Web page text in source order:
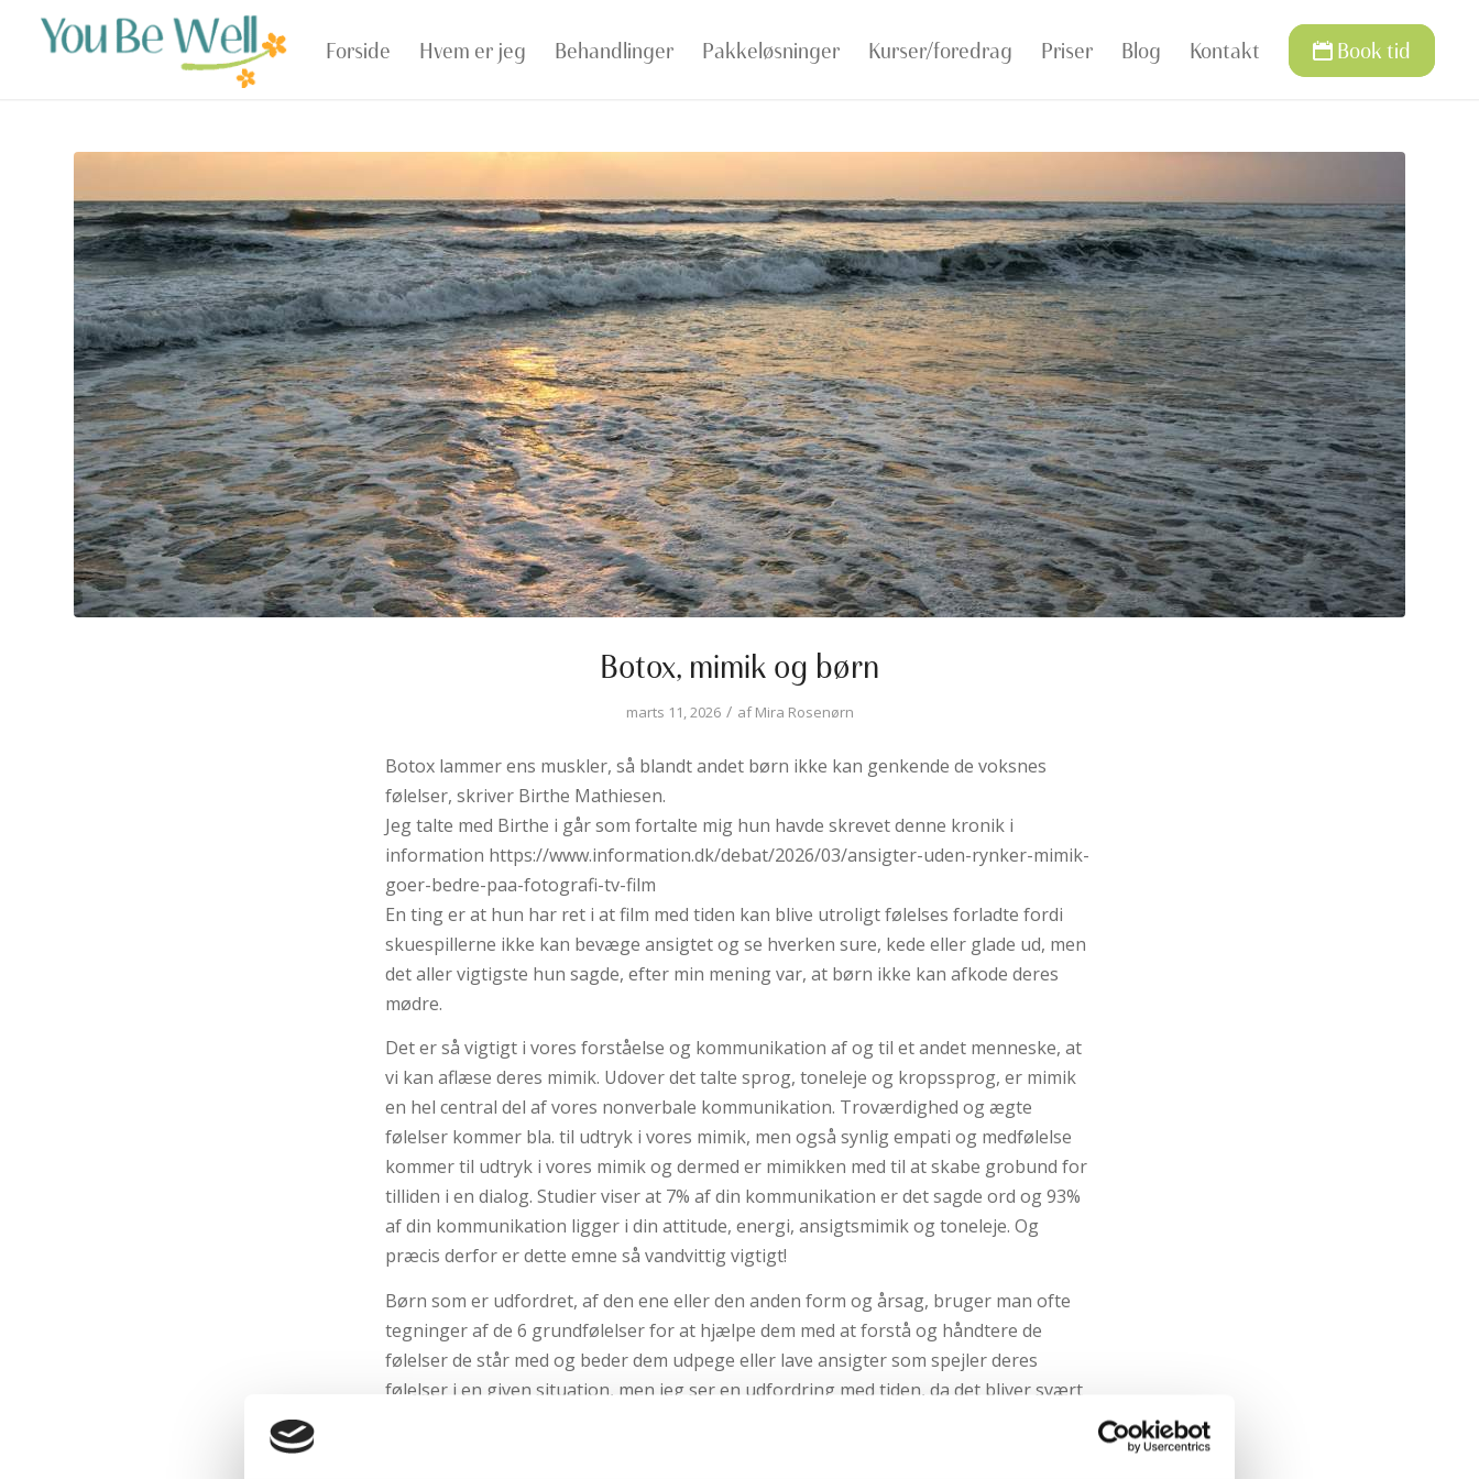
Forside Hvem er jeg Behandlinger Pakkeløsninger Kurser/foredrag Priser Blog Kontakt Book tid
Botox, mimik og børn
marts 11, 2026 / afMira Rosenørn
Botox lammer ens muskler, så blandt andet børn ikke kan genkende de voksnes
følelser, skriver Birthe Mathiesen.
Jeg talte med Birthe i går som fortalte mig hun havde skrevet denne kronik i
information https://www.information.dk/debat/2026/03/ansigter-uden-rynker-mimik-
goer-bedre-paa-fotografi-tv-film
En ting er at hun har ret i at film med tiden kan blive utroligt følelses forladte fordi
skuespillerne ikke kan bevæge ansigtet og se hverken sure, kede eller glade ud, men
det aller vigtigste hun sagde, efter min mening var, at børn ikke kan afkode deres
mødre.
Det er så vigtigt i vores forståelse og kommunikation af og til et andet menneske, at
vi kan aflæse deres mimik. Udover det talte sprog, toneleje og kropssprog, er mimik
en hel central del af vores nonverbale kommunikation. Troværdighed og ægte
følelser kommer bla. til udtryk i vores mimik, men også synlig empati og medfølelse
kommer til udtryk i vores mimik og dermed er mimikken med til at skabe grobund for
tilliden i en dialog. Studier viser at 7% af din kommunikation er det sagde ord og 93%
af din kommunikation ligger i din attitude, energi, ansigtsmimik og toneleje. Og
præcis derfor er dette emne så vandvittig vigtigt!
Børn som er udfordret, af den ene eller den anden form og årsag, bruger man ofte
tegninger af de 6 grundfølelser for at hjælpe dem med at forstå og håndtere de
følelser de står med og beder dem udpege eller lave ansigter som spejler deres
følelser i en given situation, men jeg ser en udfordring med tiden, da det bliver svært